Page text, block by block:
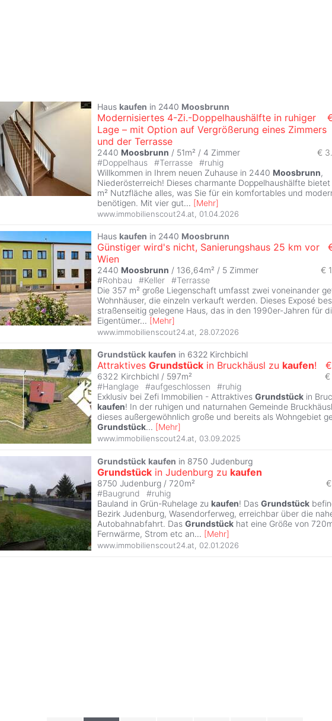
Haus kaufen in 2440 Moosbrunn
Modernisiertes 4-Zi.-Doppelhaushälfte in ruhiger
Lage – mit Option auf Vergrößerung eines Zimmers
und der Terrasse
2440 Moosbrunn / 51m² / 4 Zimmer
€
#Doppelhaus #Terrasse #ruhig
Willkommen in Ihrem neuen Zuhause in 2440 Moosbrunn,
Niederösterreich! Dieses charmante Doppelhaushälfte
m² Nutzfläche alles, was Sie für ein komfortables und
benötigen. Mit vier gut... [Mehr]
www.immobilienscout24.at, 01.04.2026
Haus kaufen in 2440 Moosbrunn
Günstiger wird's nicht, Sanierungshaus 25 km vor
Wien
2440 Moosbrunn / 136,64m² / 5 Zimmer
€
#Rohbau #Keller #Terrasse
Die 357 m² große Liegenschaft umfasst zwei voneinander
Wohnhäuser, die einzeln verkauft werden. Dieses Exposé
straßenseitig gelegene Haus, das in den 1990er-Jahren für
Eigentümer... [Mehr]
www.immobilienscout24.at 28.07.2026
Grundstück kaufen in 6322 Kirchbichl
Attraktives Grundstück in Bruckhäusl zu kaufen!
6322 Kirchbichl / 597m²
€
#Hanglage #aufgeschlossen #ruhig
Exklusiv bei Zefi Immobilien - Attraktives Grundstück in
kaufen! In der ruhigen und naturnahen Gemeinde
dieses außergewöhnlich große und bereits als Wohngebiet
Grundstück... [Mehr]
www.immobilienscout24.at 03.09.2025
Grundstück kaufen in 8750 Judenburg
Grundstück in Judenburg zu kaufen
8750 Judenburg / 720m²
#Baugrund #ruhig
Bauland in Grün-Ruhelage zu kaufen! Das Grundstück
Bezirk Judenburg, Wasendorferweg, erreichbar über die
Autobahnabfahrt. Das Grundstück hat eine Größe von
Fernwärme, Strom etc an... [Mehr]
www.immobilienscout24.at 02.01.2026